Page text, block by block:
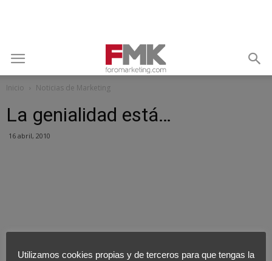
Inicio Noticias de Marketing
La genialidad está…
16 abril, 2010
Utilizamos cookies propias y de terceros para que tengas la